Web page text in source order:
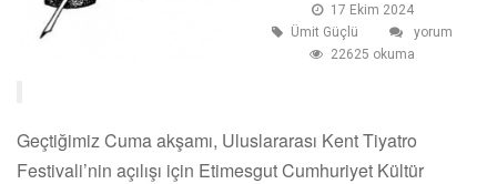
17 Ekim 2024
Ümit Güçlü
yorum
22625 okuma
Geçtiğimiz Cuma akşamı, Uluslararası Kent Tiyatro
Festivali’nin açılışı için Etimesgut Cumhuriyet Kültür